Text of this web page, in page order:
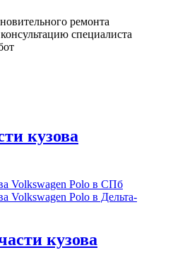
ремонта
специалиста
кузова
кузова